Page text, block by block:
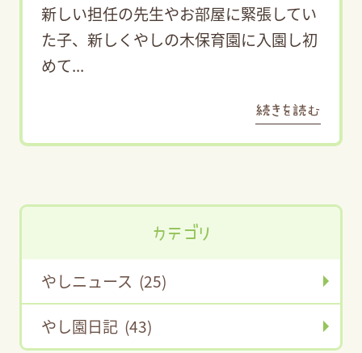
新しい担任の先生やお部屋に緊張してい
た子、新しくやしの木保育園に入園し初
めて...
続きを読む
カテゴリ
やしニュース (25)
やし園日記 (43)